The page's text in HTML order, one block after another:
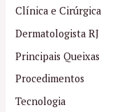
Clínica e Cirúrgica
Dermatologista RJ
Principais Queixas
Procedimentos
Tecnologia